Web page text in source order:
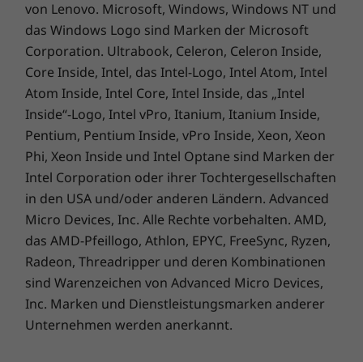
Neue Apps verfügbar
Die neuesten Google Play Store-Apps für
Arbeit oder Spiel sind nicht auf Ihr Smartphone
beschränkt. Genießen Sie das Beste, das
Google Ihnen anbieten kann – standardmäßig
auf Ihrem Chromebook. Mit Apps, die sofort
nach der Anmeldung bereitstehen, haben Sie
Zugriff auf Google Play Musik, Spiele, Filme
und Bücher sowie auf YouTube, Google
Photos, Google Maps, Google Hangouts und
vieles mehr. Und zu guter Letzt: Das
Chromebook C330 lässt sich unbegrenzt an
von Lenovo. Microsoft, Windows, Windows NT und
das Windows Logo sind Marken der Microsoft
Corporation. Ultrabook, Celeron, Celeron Inside,
Core Inside, Intel, das Intel-Logo, Intel Atom, Intel
Atom Inside, Intel Core, Intel Inside, das „Intel
Inside“-Logo, Intel vPro, Itanium, Itanium Inside,
Pentium, Pentium Inside, vPro Inside, Xeon, Xeon
Phi, Xeon Inside und Intel Optane sind Marken der
Intel Corporation oder ihrer Tochtergesellschaften
in den USA und/oder anderen Ländern. Advanced
Micro Devices, Inc. Alle Rechte vorbehalten. AMD,
das AMD-Pfeillogo, Athlon, EPYC, FreeSync, Ryzen,
Radeon, Threadripper und deren Kombinationen
sind Warenzeichen von Advanced Micro Devices,
Inc. Marken und Dienstleistungsmarken anderer
Unternehmen werden anerkannt.